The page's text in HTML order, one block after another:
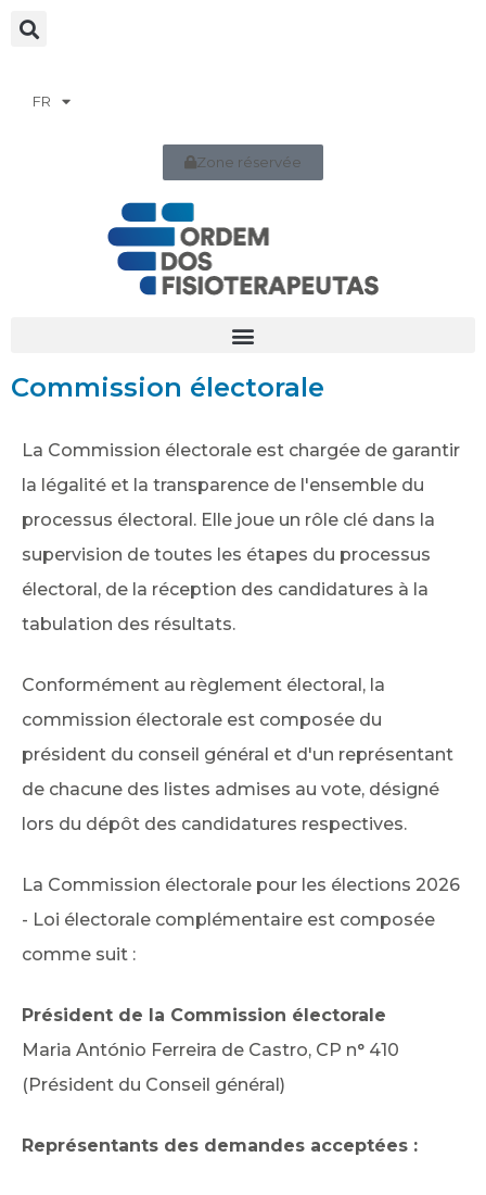
FR
Zone réservée
Commission électorale
La Commission électorale est chargée de garantir
la légalité et la transparence de l'ensemble du
processus électoral. Elle joue un rôle clé dans la
supervision de toutes les étapes du processus
électoral, de la réception des candidatures à la
tabulation des résultats.
Conformément au règlement électoral, la
commission électorale est composée du
président du conseil général et d'un représentant
de chacune des listes admises au vote, désigné
lors du dépôt des candidatures respectives.
La Commission électorale pour les élections 2026
- Loi électorale complémentaire est composée
comme suit :
Président de la Commission électorale
Maria António Ferreira de Castro, CP n° 410
(Président du Conseil général)
Représentants des demandes acceptées :